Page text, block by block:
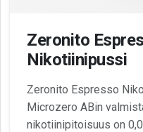
Zeronito
Nikotiinipussi
Zeronito Espresso
Microzero ABin
nikotiinipitoisuus on